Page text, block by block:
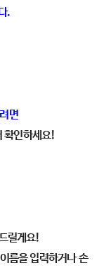
.
면
확인하세요!
릴게요!
름을 입력하거나 손